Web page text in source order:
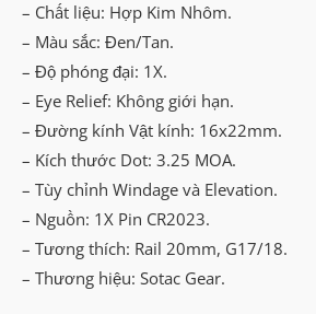
– Chất liệu: Hợp Kim Nhôm.
– Màu sắc: Đen/Tan.
– Độ phóng đại: 1X.
– Eye Relief: Không giới hạn.
– Đường kính Vật kính: 16x22mm.
– Kích thước Dot: 3.25 MOA.
– Tùy chỉnh Windage và Elevation.
– Nguồn: 1X Pin CR2023.
– Tương thích: Rail 20mm, G17/18.
– Thương hiệu: Sotac Gear.